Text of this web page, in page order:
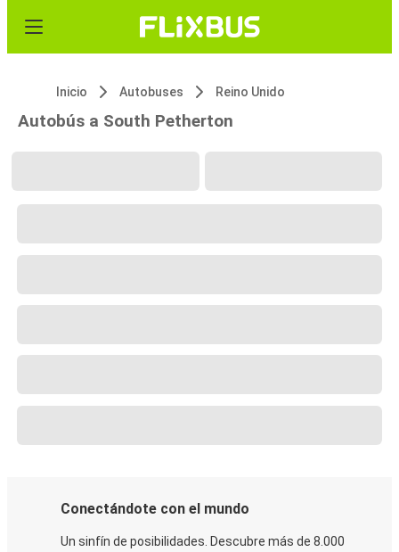
Inicio Autobuses Reino Unido
Autobús a South Petherton
Conectándote con el mundo
Un sinfín de posibilidades. Descubre más de 8.000